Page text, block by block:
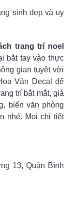
sinh đẹp và uy
trang trí noel
bắt tay vào thực
gian tuyệt vời
Văn Decal để
trí bắt mắt, giá
biến văn phòng
nhé. Mọi chi tiết
13, Quận Bình